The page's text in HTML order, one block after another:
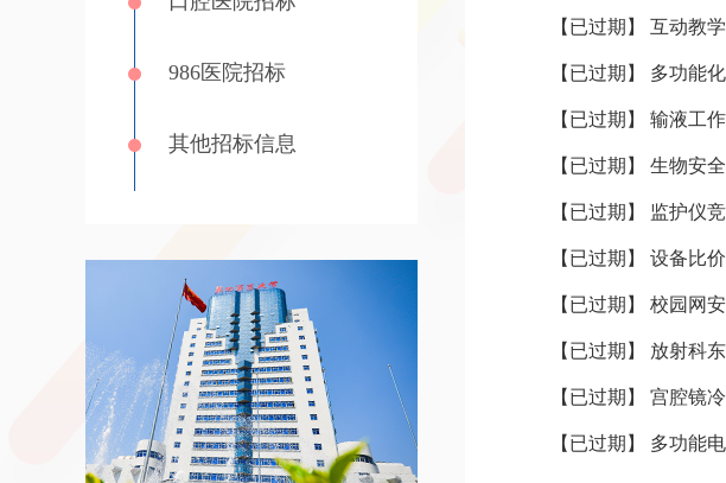
986医院招标
其他招标信息
【已过期】 输液工
【已过期】 生物安
【已过期】 监护仪
【已过期】 设备比
【已过期】 宫腔镜
【已过期】 多功能